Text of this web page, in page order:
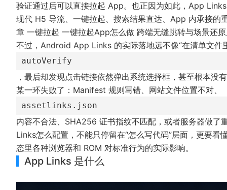
验证通过后可以直接拉起 App。也正因为如此，App
现代 H5 导流、一键拉起、搜索结果直达、App 内承接的
章 一键拉起 一键拉起App怎么做 跨端无缝跳转与场景还
不过，Android App Links 的实际落地远不像“在清单文件
autoVerify
，最后却发现点击链接依然弹出系统选择框，甚至根本
某一环失败了：Manifest 规则写错、网站文件位置不对、
assetlinks.json
内容不合法、SHA256 证书指纹不匹配，或者服务器做
Links怎么配置，不能只停留在“怎么写代码”层面，更要
态里各种浏览器和 ROM 对标准行为的实际影响。
App Links 是什么